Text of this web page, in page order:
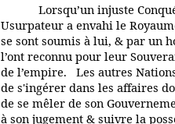
Lorsqu’un injuste
Usurpateur a envahi le
se sont soumis à lui, & par un
l’ont reconnu pour leur
de l’empire. Les autres
de s'ingérer dans les affaires
de se mêler de son
à son jugement & suivre la